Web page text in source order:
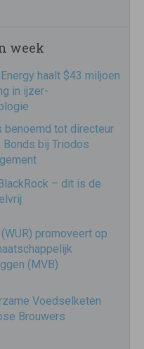
week
haalt $43 miljoen
in ijzer-
benoemd tot directeur
bij Triodos
– dit is de
promoveert op
(MVB)
Voedselketen
Brouwers